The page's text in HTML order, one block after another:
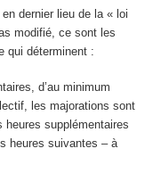
dernier lieu de la « loi
modifié, ce sont les
qui déterminent :
d’au minimum
les majorations sont
heures supplémentaires
heures suivantes – à